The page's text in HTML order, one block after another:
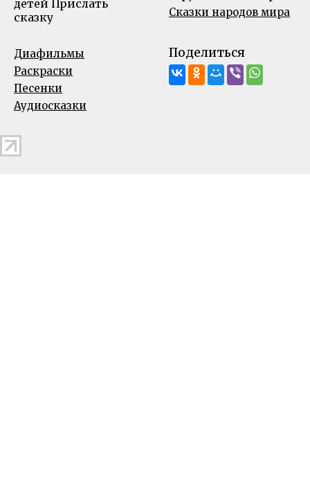
детей Прислать
сказку
Сказки народов мира
Диафильмы
Раскраски
Песенки
Аудиосказки
Поделиться